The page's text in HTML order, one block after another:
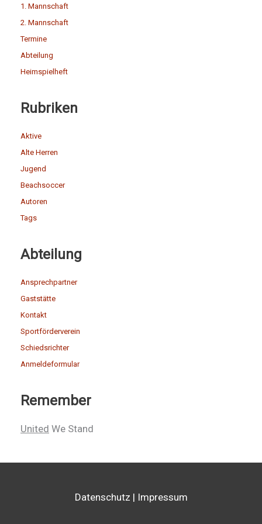
1. Mannschaft
2. Mannschaft
Termine
Abteilung
Heimspielheft
Rubriken
Aktive
Alte Herren
Jugend
Beachsoccer
Autoren
Tags
Abteilung
Ansprechpartner
Gaststätte
Kontakt
Sportförderverein
Schiedsrichter
Anmeldeformular
Remember
United We Stand
Datenschutz | Impressum